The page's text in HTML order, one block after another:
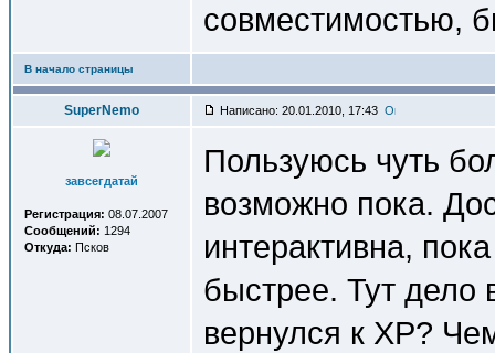
совместимостью,
В начало страницы
SuperNemo Написано: 20.01.2010, 17:43
завсегдатай
Регистрация: 08.07.2007
Сообщений: 1294
Откуда: Псков
Пользуюсь чуть
возможно пока.
интерактивна,
быстрее. Тут дело
вернулся к XP?